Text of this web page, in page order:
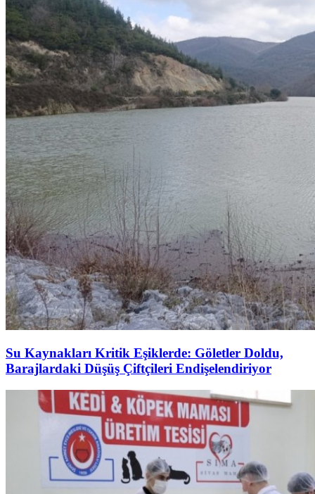
Su Kaynakları Kritik Eşiklerde: Göletler Doldu,
Barajlardaki Düşüş Çiftçileri Endişelendiriyor